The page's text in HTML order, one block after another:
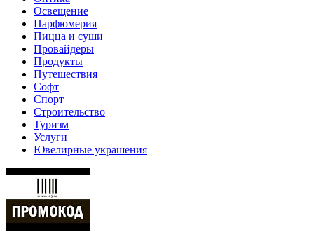
Освещение
Парфюмерия
Пицца и суши
Провайдеры
Продукты
Путешествия
Софт
Спорт
Строительство
Туризм
Услуги
Ювелирные украшения